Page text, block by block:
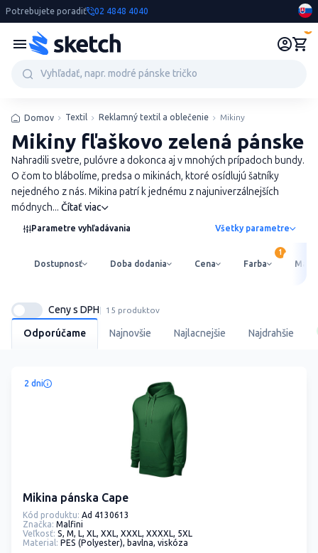
Potrebujete poradiť 02 4848 4040
Domov Textil Reklamný textil a oblečenie Mikiny
Mikiny fľaškovo zelená pánske
Nahradili svetre, pulóvre a dokonca aj v mnohých prípadoch bundy.
O čom to blábolíme, predsa o mikinách, ktoré osídlujú šatníky
nejedného z nás. Mikina patrí k jednému z najuniverzálnejších
módnych... Čítať viac
Parametre vyhľadávania Všetky parametre
Dostupnosť Doba dodania Cena Farba
Odporúčame Najnovšie Najlacnejšie Najdrahšie
Ceny s DPH 15 produktov
2 dni
Mikina pánska Cape
Kód produktu: Ad 4130613
Značka: Malfini
Veľkosť: S, M, L, XL, XXL, XXXL, XXXXL, 5XL
Material: PES (Polyester), bavlna, viskóza